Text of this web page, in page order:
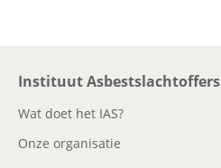
Instituut Asbestslachtoffers
Wat doet het IAS?
Onze organisatie